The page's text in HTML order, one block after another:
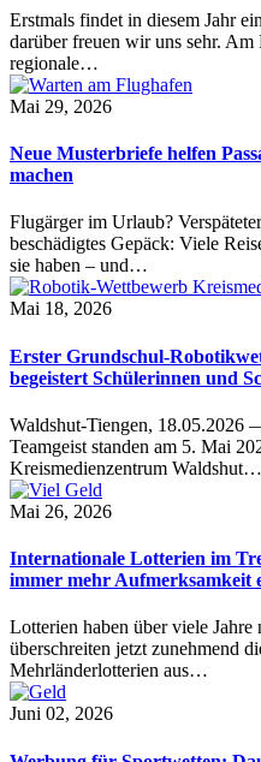
Erstmals findet in diesem Jahr
darüber freuen wir uns sehr.
regionale…
Mai 29, 2026
Neue Musterbriefe helfen
machen
Flugärger im Urlaub?
beschädigtes Gepäck: Viele
sie haben – und…
Mai 18, 2026
Erster Grundschul-
begeistert Schülerinnen und
Waldshut-Tiengen, 18.05.2026
Teamgeist standen am 5. Mai
Kreismedienzentrum Waldshut…
Mai 26, 2026
Internationale Lotterien im
immer mehr Aufmerksamkeit
Lotterien haben über viele
überschreiten jetzt zunehmend
Mehrländerlotterien aus…
Juni 02, 2026